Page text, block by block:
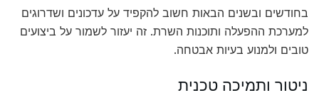
בחודשים ובשנים הבאות חשוב להקפיד על עדכונים ושדרוגים
למערכת ההפעלה ותוכנות השרת. זה יעזור לשמור על ביצועים
טובים ולמנוע בעיות אבטחה.
ניטור ותמיכה טכנית